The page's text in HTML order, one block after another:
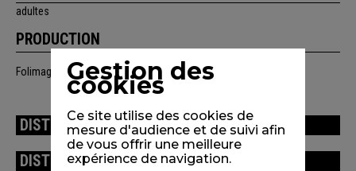
adultes
PRODUCTION
Folimage
DISTRIBUTION
DISTINCTIONS / FESTIVALS
Gestion des
cookies
Ce site utilise des cookies de
mesure d'audience et de suivi afin
de vous offrir une meilleure
expérience de navigation.